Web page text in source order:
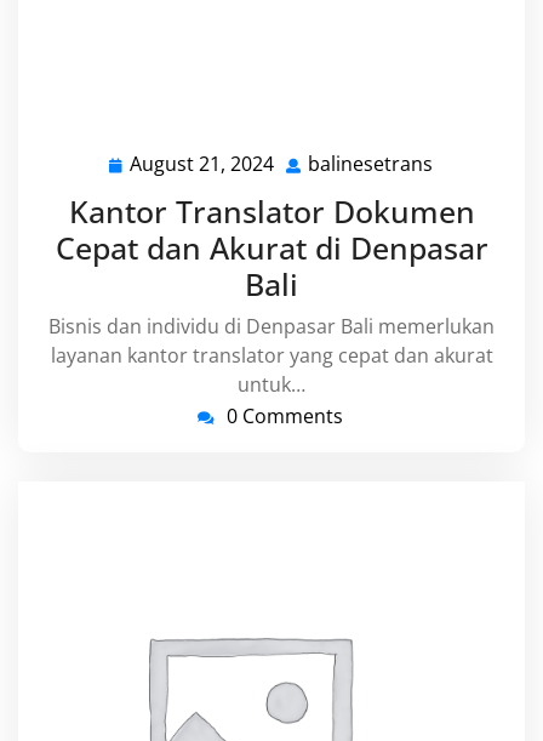
August 21, 2024 August
2024
balinesetrans
Kantor Translator Dokumen
Cepat dan Akurat di Denpasar
Bali
Bisnis dan individu di Denpasar Bali memerlukan
layanan kantor translator yang cepat dan akurat
untuk…
0 Comments